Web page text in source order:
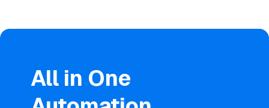
を自由にカスタムすることが可能です。例えば、フォーム
■注意事項
Googleフォーム、ecforceのそれぞれとYoomを連携して
ください。
All in One